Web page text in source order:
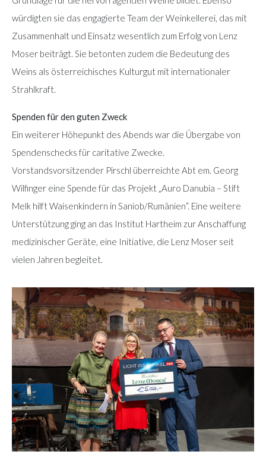
würdigten sie das engagierte Team der Weinkellerei, das mit
Zusammenhalt und Einsatz wesentlich zum Erfolg von Lenz
Moser beiträgt. Sie betonten zudem die Bedeutung des
Weins als österreichisches Kulturgut mit internationaler
Strahlkraft.
Spenden für den guten Zweck
Ein weiterer Höhepunkt des Abends war die Übergabe von
Spendenschecks für caritative Zwecke.
Vorstandsvorsitzender Pirschl überreichte Abt em. Georg
Wilfinger eine Spende für das Projekt „Auro Danubia – Stift
Melk hilft Waisenkindern in Saniob/Rumänien“. Eine weitere
Unterstützung ging an das Institut Hartheim zur Anschaffung
medizinischer Geräte, eine Initiative, die Lenz Moser seit
vielen Jahren begleitet.